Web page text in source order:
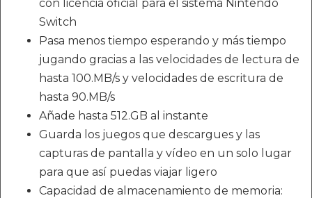
con licencia oficial para el sistema Nintendo
Switch
Pasa menos tiempo esperando y más tiempo
jugando gracias a las velocidades de lectura de
hasta 100.MB/s y velocidades de escritura de
hasta 90.MB/s
Añade hasta 512.GB al instante
Guarda los juegos que descargues y las
capturas de pantalla y vídeo en un solo lugar
para que así puedas viajar ligero
Capacidad de almacenamiento de memoria: